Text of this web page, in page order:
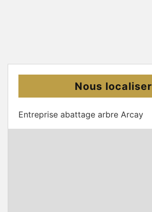
Nous localiser
Entreprise abattage arbre Arcay